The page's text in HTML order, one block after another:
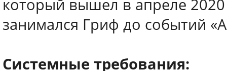
который вышел в апреле
занимался Гриф до событий
Системные требования: